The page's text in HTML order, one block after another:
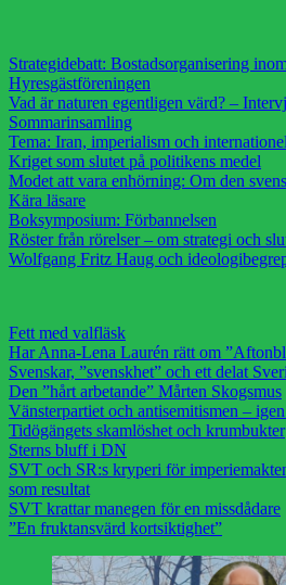
Strategidebatt: Bostadsorganisering
Hyresgästföreningen
Vad är naturen egentligen värd? –
Sommarinsamling
Tema: Iran, imperialism och
Kriget som slutet på politikens medel
Modet att vara enhörning: Om den
Kära läsare
Boksymposium: Förbannelsen
Röster från rörelser – om strategi och
Wolfgang Fritz Haug och
Fett med valfläsk
Har Anna-Lena Laurén rätt om
Svenskar, ”svenskhet” och ett delat
Den ”hårt arbetande” Mårten Skogsmus
Vänsterpartiet och antisemitismen –
Tidögängets skamlöshet och krumbukter
Sterns bluff i DN
SVT och SR:s kryperi för
som resultat
SVT krattar manegen för en missdådare
”En fruktansvärd kortsiktighet”